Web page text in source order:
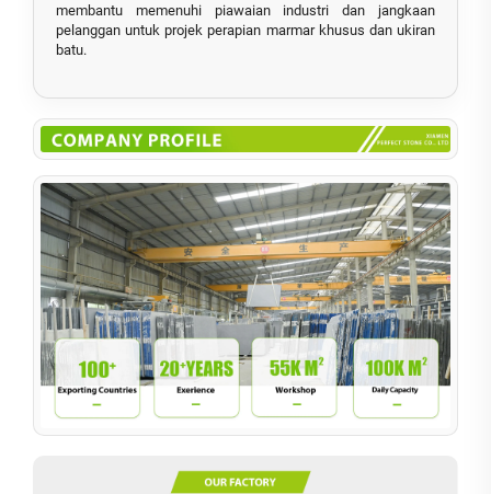
membantu memenuhi piawaian industri dan jangkaan
pelanggan untuk projek perapian marmar khusus dan ukiran
batu.